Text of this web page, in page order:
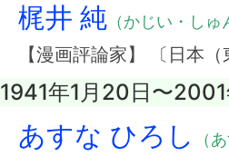
梶井 純 （かじい・しゅ
【漫画評論家】 〔日本（
1941年1月20日〜
あすな ひろし （